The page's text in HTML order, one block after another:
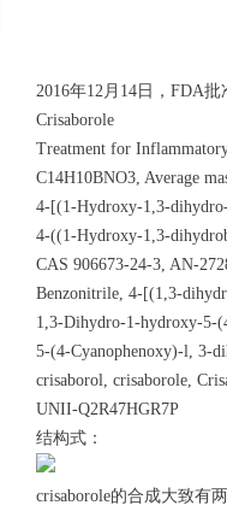
2016年12月14日，FDA批
Crisaborole
Treatment for
C14H10BNO3, Average
4-[(1-Hydroxy-1,3-
4-((1-Hydroxy-1,3-
CAS 906673-24-3, AN-
Benzonitrile, 4-[(1,3-
1,3-Dihydro-1-hydroxy-5-
5-(4-Cyanophenoxy)-l, 3-
crisaborol, crisaborole,
UNII-Q2R47HGR7P
结构式：
crisaborole的合成大致有